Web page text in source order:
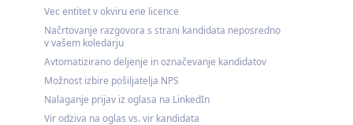
Vec entitet v okviru ene licence
Načrtovanje razgovora s strani kandidata neposredno
v vašem koledarju
Avtomatizirano deljenje in označevanje kandidatov
Možnost izbire pošiljatelja NPS
Nalaganje prijav iz oglasa na LinkedIn
Vir odziva na oglas vs. vir kandidata